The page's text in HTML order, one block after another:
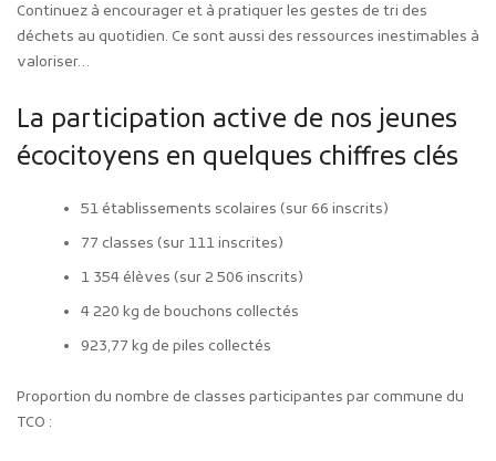
Continuez à encourager et à pratiquer les gestes de tri des
déchets au quotidien. Ce sont aussi des ressources inestimables à
valoriser…
La participation active de nos jeunes
écocitoyens en quelques chiffres clés
51 établissements scolaires (sur 66 inscrits)
77 classes (sur 111 inscrites)
1 354 élèves (sur 2 506 inscrits)
4 220 kg de bouchons collectés
923,77 kg de piles collectés
Proportion du nombre de classes participantes par commune du
TCO :